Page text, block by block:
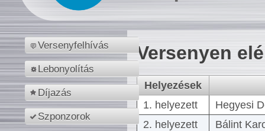
Versenyfelhívás
Lebonyolítás
Díjazás
Szponzorok
Versenyen
Helyezések
1. helyezett
Hegyesi
2. helyezett
Bálint